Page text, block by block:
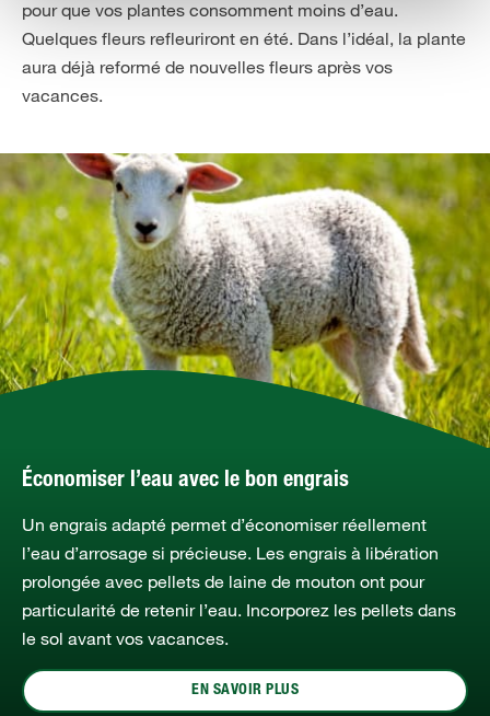
pour que vos plantes consomment moins d’eau.
Quelques fleurs refleuriront en été. Dans l’idéal, la plante
aura déjà reformé de nouvelles fleurs après vos
vacances.
Économiser l’eau avec le bon engrais
Un engrais adapté permet d’économiser réellement
l’eau d’arrosage si précieuse. Les engrais à libération
prolongée avec pellets de laine de mouton ont pour
particularité de retenir l’eau. Incorporez les pellets dans
le sol avant vos vacances.
EN SAVOIR PLUS